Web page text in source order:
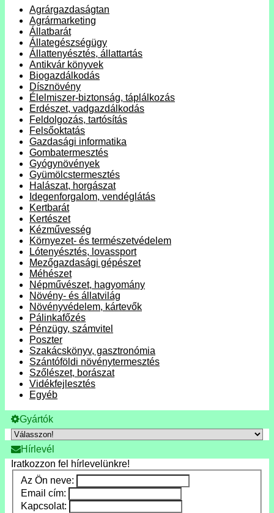
Agrárgazdaságtan
Agrármarketing
Állatbarát
Állategészségügy
Állattenyésztés, állattartás
Antikvár könyvek
Biogazdálkodás
Dísznövény
Élelmiszer-biztonság, táplálkozás
Erdészet, vadgazdálkodás
Feldolgozás, tartósítás
Felsőoktatás
Gazdasági informatika
Gombatermesztés
Gyógynövények
Gyümölcstermesztés
Halászat, horgászat
Idegenforgalom, vendéglátás
Kertbarát
Kertészet
Kézművesség
Környezet- és természetvédelem
Lótenyésztés, lovassport
Mezőgazdasági gépészet
Méhészet
Népművészet, hagyomány
Növény- és állatvilág
Növényvédelem, kártevők
Pálinkafőzés
Pénzügy, számvitel
Poszter
Szakácskönyv, gasztronómia
Szántóföldi növénytermesztés
Szőlészet, borászat
Vidékfejlesztés
Egyéb
Gyártók
Hírlevél
Iratkozzon fel hírlevelünkre!
Az Ön neve:
Email cím:
Kapcsolat: